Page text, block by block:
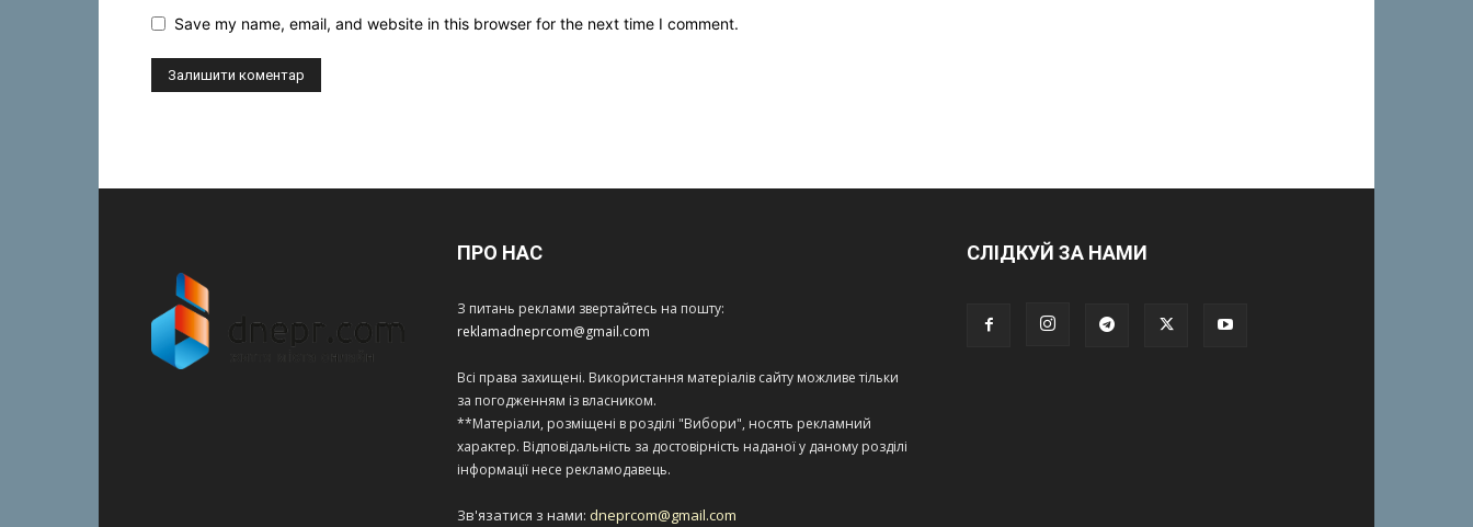
Save my name, email, and website in this browser for the next time I comment.
ПРО НАС
З питань реклами звертайтесь на пошту:
reklamadneprcom@gmail.com
Всі права захищені. Використання матеріалів сайту можливе тільки
за погодженням із власником.
**Матеріали, розміщені в розділі "Вибори", носять рекламний
характер. Відповідальність за достовірність наданої у даному розділі
інформації несе рекламодавець.
Зв'язатися з нами: dneprcom@gmail.com
СЛІДКУЙ ЗА НАМИ